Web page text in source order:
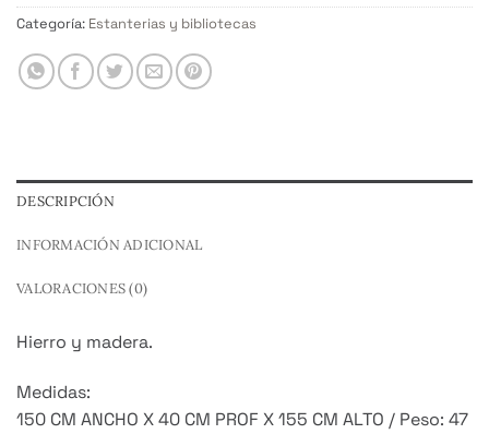
Categoría: Estanterias y bibliotecas
DESCRIPCIÓN
INFORMACIÓN ADICIONAL
VALORACIONES (0)
Hierro y madera.
Medidas:
150 CM ANCHO X 40 CM PROF X 155 CM ALTO / Peso: 47